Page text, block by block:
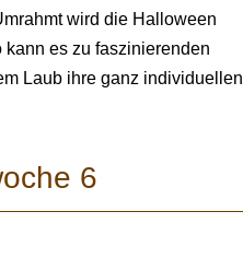
wird die Halloween
es zu faszinierenden
Laub ihre ganz individuellen
6